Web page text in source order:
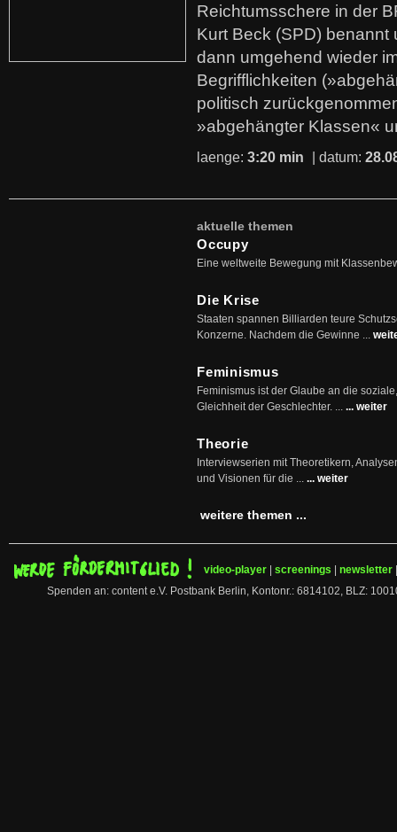
Reichtumsschere in der
Kurt Beck (SPD)
dann umgehend wieder
Begrifflichkeiten
politisch
»abgehängter Klassen«
laenge: 3:20 min | datum:
aktuelle themen
Occupy
Eine weltweite Bewegung mit
Die Krise
Staaten spannen Billiarden teure
Konzerne. Nachdem die Gewinne ...
Feminismus
Feminismus ist der Glaube an die
Gleichheit der Geschlechter. ... ... weiter
Theorie
Interviewserien mit Theoretikern,
und Visionen für die ... ... weiter
weitere themen ...
video-player screenings newsletter
Spenden an: content e.V. Postbank Berlin, Kontonr.: 6814102, BLZ: